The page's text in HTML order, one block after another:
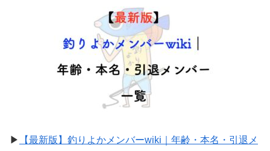
▶
【最新版】釣りよかメンバーwiki｜年齢・本名・引退メ